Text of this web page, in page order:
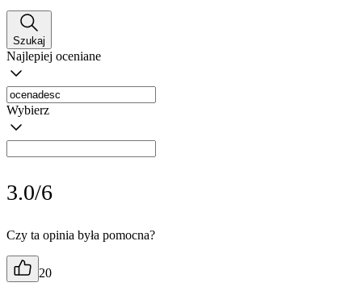
Szukaj
Najlepiej oceniane
Wybierz
3.0/6
Czy ta opinia była pomocna?
20